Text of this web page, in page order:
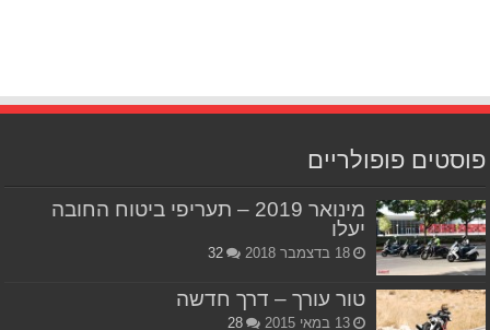
פוסטים פופולריים
מינואר 2019 – תעריפי ביטוח החובה
יעלו
18 בדצמבר 2018 32
טור עורך – דרך חדשה
13 במאי 2015 28